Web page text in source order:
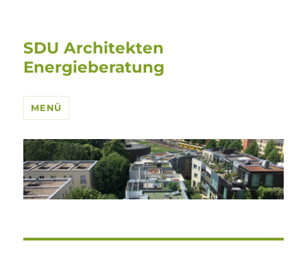
SDU Architekten
Energieberatung
MENÜ